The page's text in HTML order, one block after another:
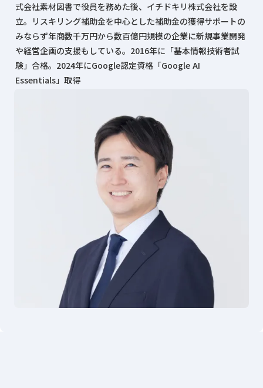
式会社素材図書で役員を務めた後、イチドキリ株式会社を設
立。リスキリング補助金を中心とした補助金の獲得サポートの
みならず年商数千万円から数百億円規模の企業に新規事業開発
や経営企画の支援もしている。2016年に「基本情報技術者試
験」合格。2024年にGoogle認定資格「Google AI
Essentials」取得